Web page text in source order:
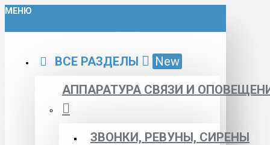
МЕНЮ
ВСЕ РАЗДЕЛЫ
New
АППАРАТУРА СВЯЗИ И
ЗВОНКИ, РЕВУНЫ, СИРЕНЫ